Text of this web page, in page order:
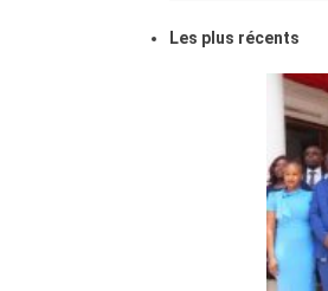
Les plus récents